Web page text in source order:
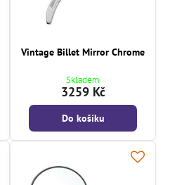
Vintage Billet Mirror Chrome
Skladem
3259 Kč
Do košíku